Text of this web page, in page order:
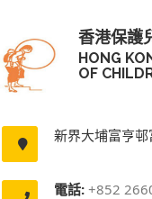
香港保護
HONG
OF
新界大埔富亨
電話: +852